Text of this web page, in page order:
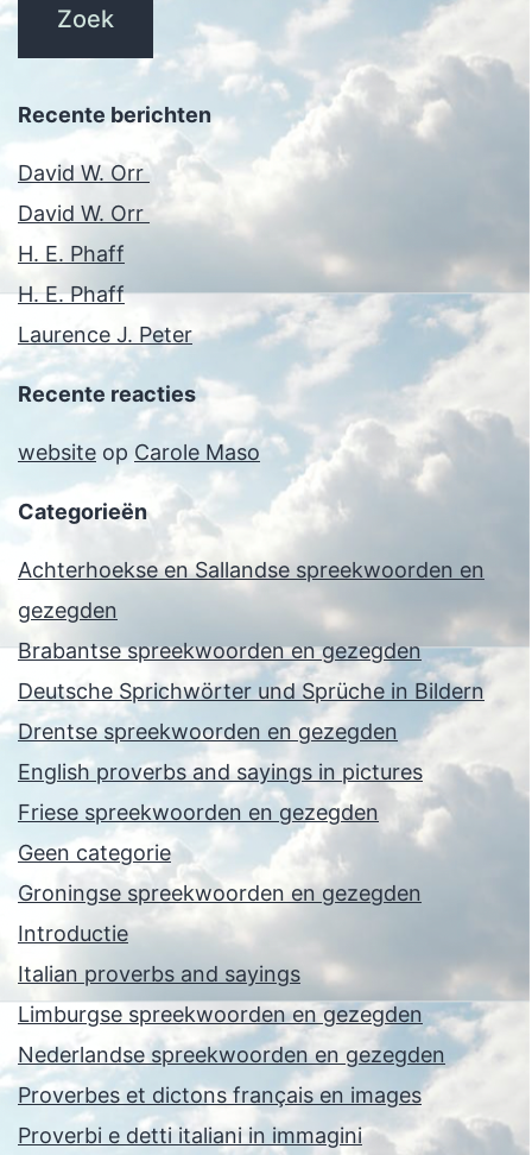
Recente berichten
David W. Orr
David W. Orr
H. E. Phaff
H. E. Phaff
Laurence J. Peter
Recente reacties
website op Carole Maso
Categorieën
Achterhoekse en Sallandse spreekwoorden en
gezegden
Brabantse spreekwoorden en gezegden
Deutsche Sprichwörter und Sprüche in Bildern
Drentse spreekwoorden en gezegden
English proverbs and sayings in pictures
Friese spreekwoorden en gezegden
Geen categorie
Groningse spreekwoorden en gezegden
Introductie
Italian proverbs and sayings
Limburgse spreekwoorden en gezegden
Nederlandse spreekwoorden en gezegden
Proverbes et dictons français en images
Proverbi e detti italiani in immagini